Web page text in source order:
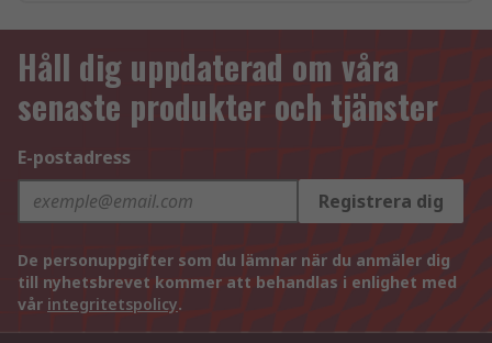
Håll dig uppdaterad om våra
senaste produkter och tjänster
E-postadress
Registrera dig
De personuppgifter som du lämnar när du anmäler dig
till nyhetsbrevet kommer att behandlas i enlighet med
vår integritetspolicy.